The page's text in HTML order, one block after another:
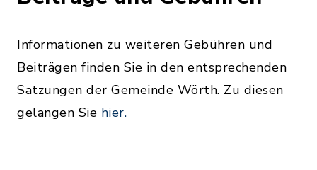
Informationen zu weiteren Gebühren und
Beiträgen finden Sie in den entsprechenden
Satzungen der Gemeinde Wörth. Zu diesen
gelangen Sie hier.